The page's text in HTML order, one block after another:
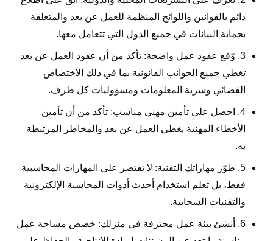
دائم بالقوانين واللوائح المنظمة للعمل عن بعد والمتعلقة
بحماية البيانات في جميع الدول التي تتعامل معها.
3. وّقع عقود عمل واضحة: تأكد من أن عقود العمل عن بعد
تغطي جميع الجوانب القانونية بما في ذلك الاختصاص
القضائي وسرية المعلومات ومسؤوليات كل طرف.
4. احصل على تأمين مهني مناسب: تأكد من أن تأمين
الأخطاء المهنية يغطي العمل عن بعد والمخاطر المرتبطة
به.
5. طوّر مهاراتك التقنية: لا تقتصر على المهارات المحاسبية
فقط، بل تعلم استخدام أحدث أدوات المحاسبة الإلكترونية
والتقنيات السحابية.
6. أنشئ بيئة عمل محترفة في منزلك: خصص مساحة عمل